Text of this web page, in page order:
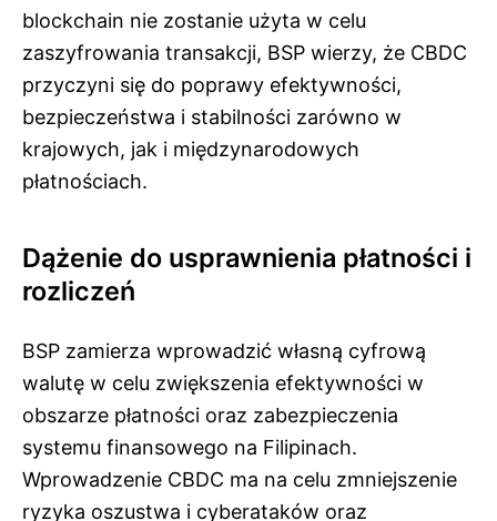
blockchain nie zostanie użyta w celu
zaszyfrowania transakcji, BSP wierzy, że CBDC
przyczyni się do poprawy efektywności,
bezpieczeństwa i stabilności zarówno w
krajowych, jak i międzynarodowych
płatnościach.
Dążenie do usprawnienia płatności i
rozliczeń
BSP zamierza wprowadzić własną cyfrową
walutę w celu zwiększenia efektywności w
obszarze płatności oraz zabezpieczenia
systemu finansowego na Filipinach.
Wprowadzenie CBDC ma na celu zmniejszenie
ryzyka oszustwa i cyberataków oraz